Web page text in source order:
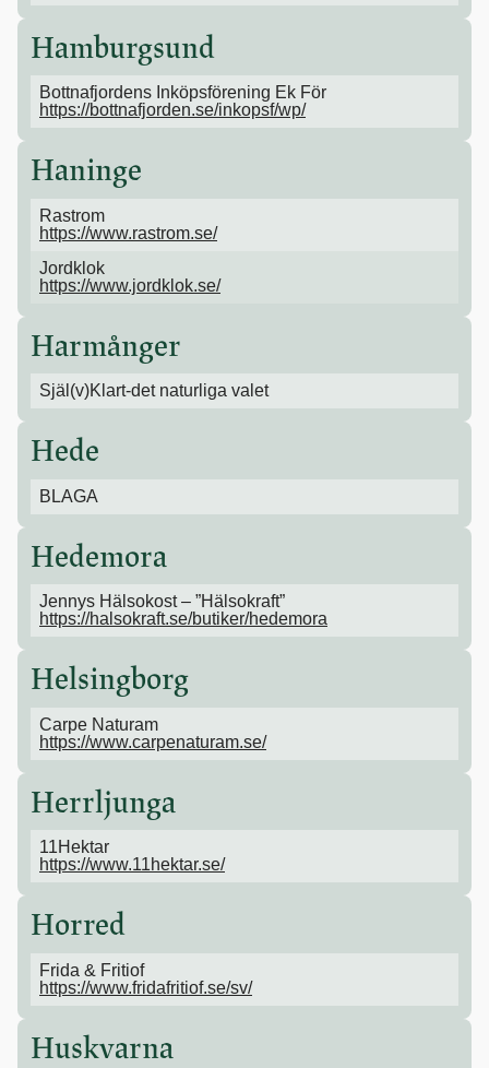
Hamburgsund
Bottnafjordens Inköpsförening Ek För
https://bottnafjorden.se/inkopsf/wp/
Haninge
Rastrom
https://www.rastrom.se/
Jordklok
https://www.jordklok.se/
Harmånger
Själ(v)Klart-det naturliga valet
Hede
BLAGA
Hedemora
Jennys Hälsokost – ”Hälsokraft”
https://halsokraft.se/butiker/hedemora
Helsingborg
Carpe Naturam
https://www.carpenaturam.se/
Herrljunga
11Hektar
https://www.11hektar.se/
Horred
Frida & Fritiof
https://www.fridafritiof.se/sv/
Huskvarna